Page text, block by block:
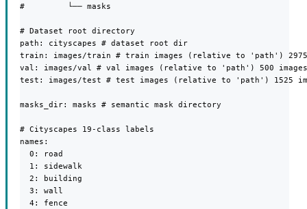
#         └── masks
# Dataset root directory
path: cityscapes # dataset root dir
train: images/train # train images (relative to 'path') 2975
val: images/val # val images (relative to 'path') 500 images
test: images/test # test images (relative to 'path') 1525
masks_dir: masks # semantic mask directory
# Cityscapes 19-class labels
names:
  0: road
  1: sidewalk
  2: building
  3: wall
  4: fence